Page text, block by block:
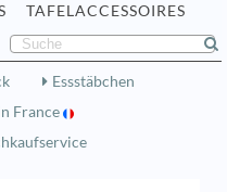
TAFELACCESSOIRES
Essstäbchen
France